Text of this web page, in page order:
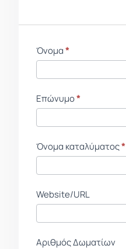
Contact
Form
Social
GR
Όνομα*
Επώνυμο*
Όνομα καταλύματος*
Website/URL
Αριθμός Δωματίων
If
you
are
human,
leave
this
blank.